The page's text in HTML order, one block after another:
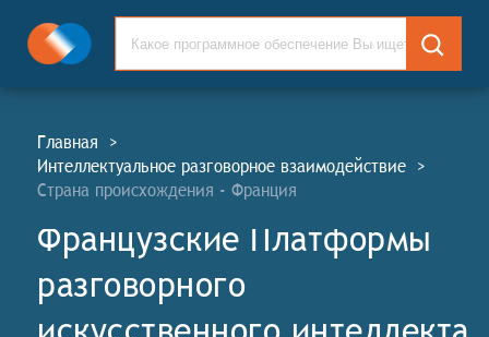
Главная >
Интеллектуальное разговорное взаимодействие >
Страна происхождения - Франция
Французские Платформы
разговорного